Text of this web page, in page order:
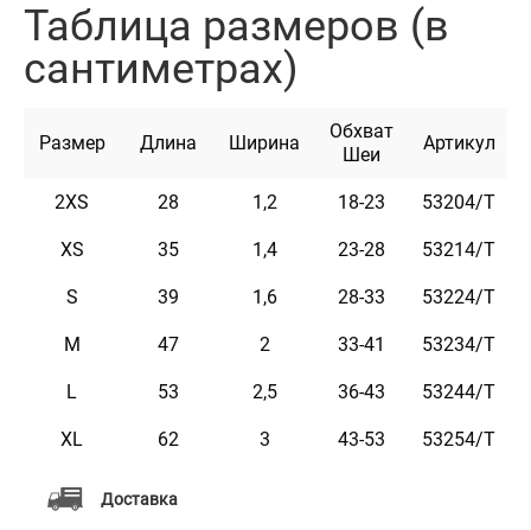
Доставка
Этот ошейник может быть укомплектован
адресником из латуни на заклепках с возможностью
размера.
оборудованием.
Ошейник доступен в цветах: черный, горчичный,
коричневый, красный, бирюзовый, розовый и
Характеристики
Таблица размеров (в
сантиметрах)
Размер Длина Ширина
Обхват
Шеи
Артикул
2XS 28 1,2 18-23 53204/Т
XS 35 1,4 23-28 53214/Т
S 39 1,6 28-33 53224/Т
M 47 2 33-41 53234/Т
L 53 2,5 36-43 53244/Т
XL 62 3 43-53 53254/Т